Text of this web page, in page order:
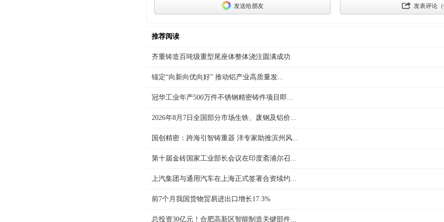
发送给朋友 发表评论（
推荐阅读
齐重铸造百吨级重型尾座体整体浇注圆满成功
锚定“向新向优向好” 推动铝产业高质量发...
冠华工业年产500万件不锈钢精密铸件项目即...
2026年8月7日全国部分市场生铁、废钢及铝价...
国创精密：跨海引智铸重器 洋专家助推滨州风...
第十届金砖国家工业部长会议在印度斋浦尔召...
上汽集团与通用汽车在上海正式签署合资续约...
前7个月我国货物贸易进出口增长17.3%
总投资30亿元！合肥高新区智能制造关键部件...